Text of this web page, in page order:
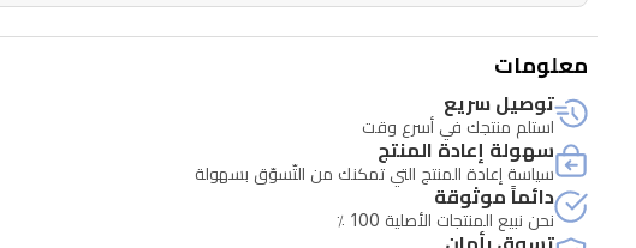
معلومات
توصيل سريع
استلم منتجك في أسرع وقت
سهولة إعادة المنتج
سياسة إعادة المنتج التي تمكنك من التّسوّق بسهولة
دائماً موثوقة
نحن نبيع المنتجات الأصلية 100 ٪